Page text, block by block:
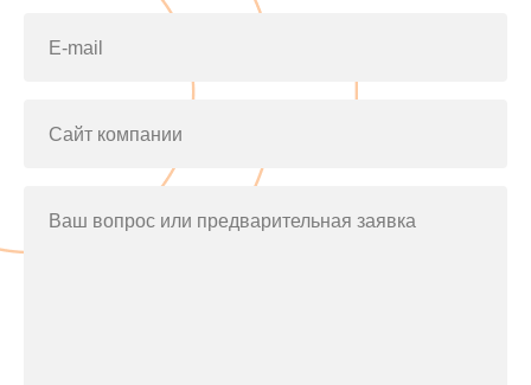
E-mail
Сайт компании
Ваш вопрос или предварительная заявка